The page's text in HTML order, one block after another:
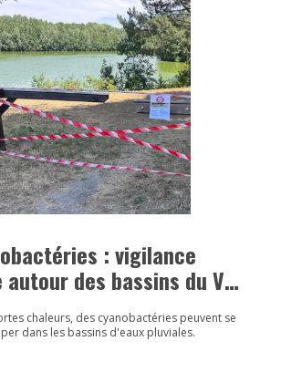
: vigilance
des bassins du Val
d’Europe
chaleurs, des cyanobactéries peuvent se
dans les bassins d'eaux pluviales.